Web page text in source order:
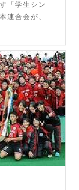
「学生シン
連合会が、